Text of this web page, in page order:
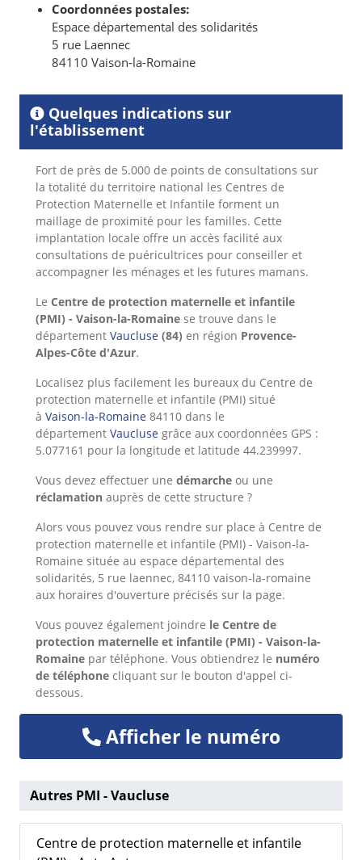
Coordonnées postales:
Espace départemental des solidarités
5 rue Laennec
84110 Vaison-la-Romaine
Quelques indications sur
l'établissement
Fort de près de 5.000 de points de consultations sur
la totalité du territoire national les Centres de
Protection Maternelle et Infantile forment un
maillage de proximité pour les familles. Cette
implantation locale offre un accès facilité aux
consultations de puéricultrices pour conseiller et
accompagner les ménages et les futures mamans.
Le Centre de protection maternelle et infantile
(PMI) - Vaison-la-Romaine se trouve dans le
département Vaucluse (84) en région Provence-
Alpes-Côte d'Azur.
Localisez plus facilement les bureaux du Centre de
protection maternelle et infantile (PMI) situé
à Vaison-la-Romaine 84110 dans le
département Vaucluse grâce aux coordonnées GPS :
5.077161 pour la longitude et latitude 44.239997.
Vous devez effectuer une démarche ou une
réclamation auprès de cette structure ?
Alors vous pouvez vous rendre sur place à Centre de
protection maternelle et infantile (PMI) - Vaison-la-
Romaine située au espace départemental des
solidarités, 5 rue laennec, 84110 vaison-la-romaine
aux horaires d'ouverture précisés sur la page.
Vous pouvez également joindre le Centre de
protection maternelle et infantile (PMI) - Vaison-la-
Romaine par téléphone. Vous obtiendrez le numéro
de téléphone cliquant sur le bouton d'appel ci-
dessous.
Afficher le numéro
Autres PMI - Vaucluse
Centre de protection maternelle et infantile